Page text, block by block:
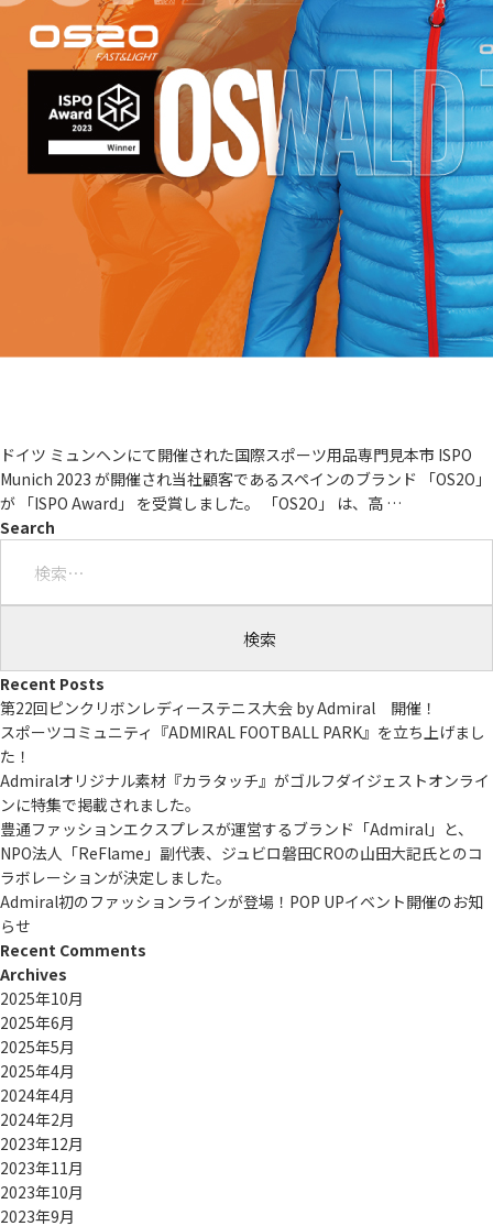
ドイツ ミュンヘンにて開催された国際スポーツ用品専門見本市 ISPO
Munich 2023 が開催され当社顧客であるスペインのブランド 「OS2O」
が 「ISPO Award」 を受賞しました。 「OS2O」 は、高 …
Search
Recent Posts
第22回ピンクリボンレディーステニス大会 by Admiral 開催！
スポーツコミュニティ『ADMIRAL FOOTBALL PARK』を立ち上げまし
た！
Admiralオリジナル素材『カラタッチ』がゴルフダイジェストオンライ
ンに特集で掲載されました。
豊通ファッションエクスプレスが運営するブランド「Admiral」と、
NPO法人「ReFlame」副代表、ジュビロ磐田CROの山田大記氏とのコ
ラボレーションが決定しました。
Admiral初のファッションラインが登場！POP UPイベント開催のお知
らせ
Recent Comments
Archives
2025年10月
2025年6月
2025年5月
2025年4月
2024年4月
2024年2月
2023年12月
2023年11月
2023年10月
2023年9月